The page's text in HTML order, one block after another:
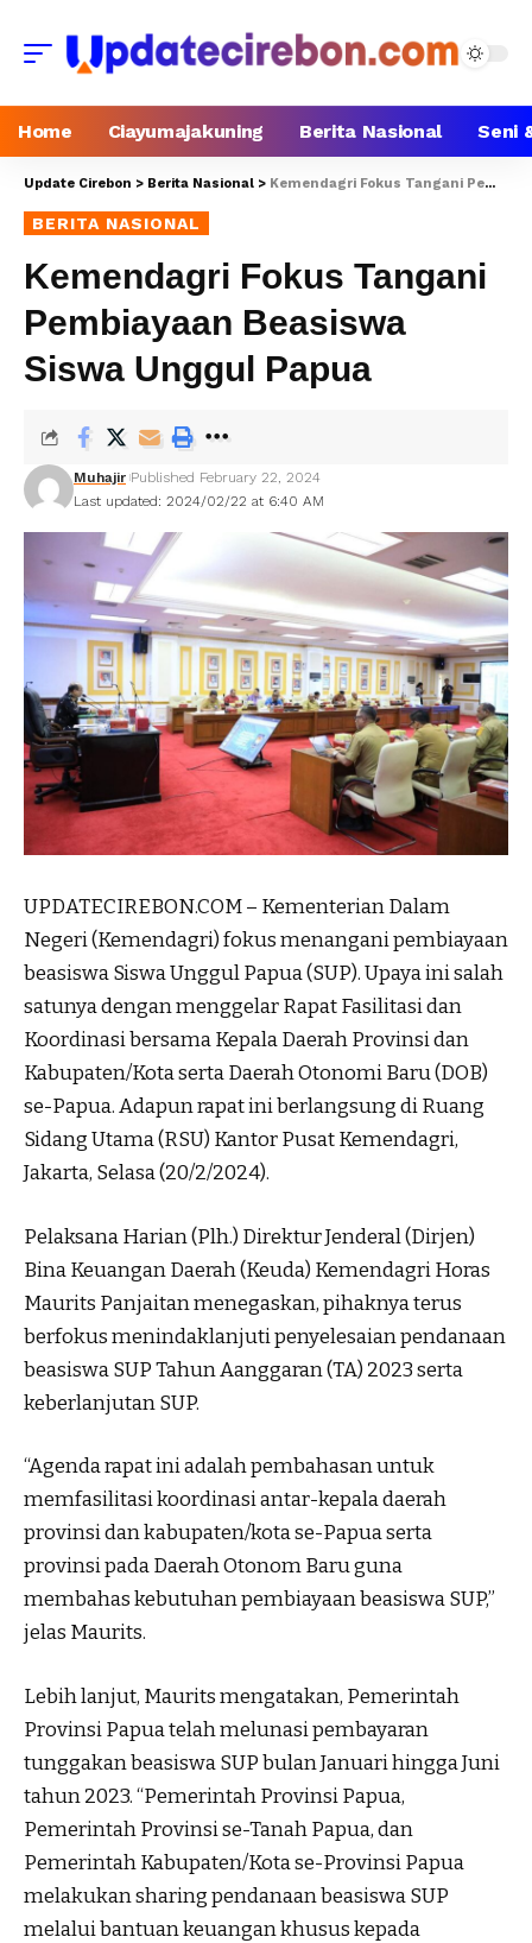
Home Ciayumajakuning Berita Nasional Seni
Update Cirebon > Berita Nasional > Kemendagri Fokus Tangani Pembiayaan Beasiswa Siswa Unggul Papua
BERITA NASIONAL
Kemendagri Fokus Tangani
Pembiayaan Beasiswa
Siswa Unggul Papua
Last updated: 2024/02/22 at 6:40 AM
Muhajir Published February 22, 2024
UPDATECIREBON.COM – Kementerian Dalam
Negeri (Kemendagri) fokus menangani pembiayaan
beasiswa Siswa Unggul Papua (SUP). Upaya ini salah
satunya dengan menggelar Rapat Fasilitasi dan
Koordinasi bersama Kepala Daerah Provinsi dan
Kabupaten/Kota serta Daerah Otonomi Baru (DOB)
se-Papua. Adapun rapat ini berlangsung di Ruang
Sidang Utama (RSU) Kantor Pusat Kemendagri,
Jakarta, Selasa (20/2/2024).
Pelaksana Harian (Plh.) Direktur Jenderal (Dirjen)
Bina Keuangan Daerah (Keuda) Kemendagri Horas
Maurits Panjaitan menegaskan, pihaknya terus
berfokus menindaklanjuti penyelesaian pendanaan
beasiswa SUP Tahun Aanggaran (TA) 2023 serta
keberlanjutan SUP.
“Agenda rapat ini adalah pembahasan untuk
memfasilitasi koordinasi antar-kepala daerah
provinsi dan kabupaten/kota se-Papua serta
provinsi pada Daerah Otonom Baru guna
membahas kebutuhan pembiayaan beasiswa SUP,”
jelas Maurits.
Lebih lanjut, Maurits mengatakan, Pemerintah
Provinsi Papua telah melunasi pembayaran
tunggakan beasiswa SUP bulan Januari hingga Juni
tahun 2023. “Pemerintah Provinsi Papua,
Pemerintah Provinsi se-Tanah Papua, dan
Pemerintah Kabupaten/Kota se-Provinsi Papua
melakukan sharing pendanaan beasiswa SUP
melalui bantuan keuangan khusus kepada